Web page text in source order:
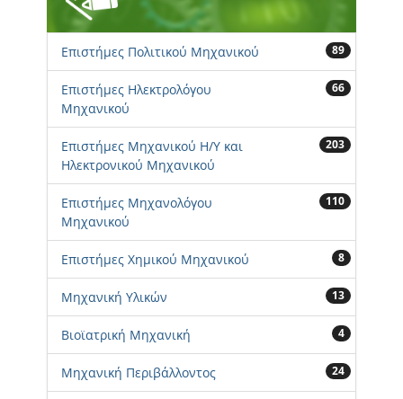
Επιστήμες Πολιτικού Μηχανικού 89
Επιστήμες Ηλεκτρολόγου
Μηχανικού
66
Επιστήμες Μηχανικού Η/Υ και
Ηλεκτρονικού Μηχανικού
203
Επιστήμες Μηχανολόγου
Μηχανικού
110
Επιστήμες Χημικού Μηχανικού 8
Μηχανική Υλικών 13
Βιοϊατρική Μηχανική 4
Μηχανική Περιβάλλοντος 24